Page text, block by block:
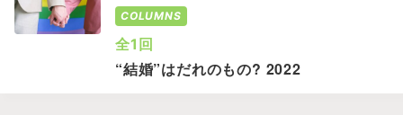
COLUMNS
全1回
“結婚”はだれのもの? 2022